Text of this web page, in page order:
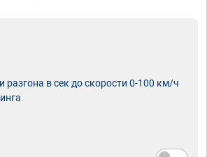
разгона в сек до скорости 0-100 км/ч